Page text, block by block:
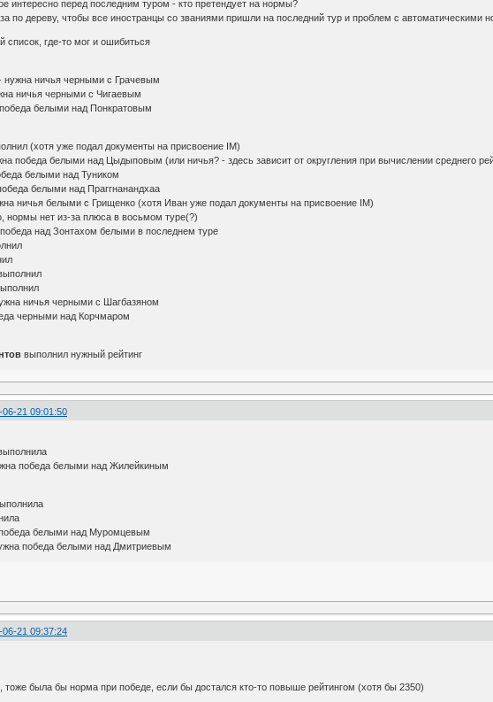
интересно перед последним туром - кто претендует на нормы?
по дереву, чтобы все иностранцы со званиями пришли на последний тур и проблем с автоматическими
список, где-то мог и ошибиться
нужна ничья черными с Грачевым
ничья черными с Чигаевым
белыми над Понкратовым
(хотя уже подал документы на присвоение IM)
победа белыми над Цыдыповым (или ничья? - здесь зависит от округления при вычислении среднего
белыми над Туником
белыми над Праггнанандхаа
ничья белыми с Грищенко (хотя Иван уже подал документы на присвоение IM)
нормы нет из-за плюса в восьмом туре(?)
над Зонтахом белыми в последнем туре
ничья черными с Шагбазяном
черными над Корчмаром
выполнил нужный рейтинг
06-21 09:01:50
победа белыми над Жилейкиным
белыми над Муромцевым
победа белыми над Дмитриевым
06-21 09:37:24
тоже была бы норма при победе, если бы достался кто-то повыше рейтингом (хотя бы 2350)